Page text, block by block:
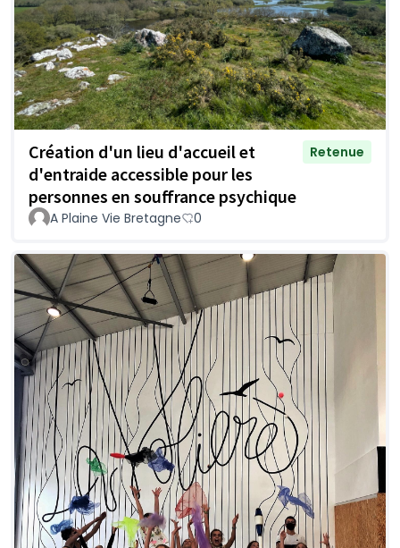
Création d'un lieu d'accueil et
d'entraide accessible pour les
personnes en souffrance psychique
Retenue
A Plaine Vie Bretagne 0